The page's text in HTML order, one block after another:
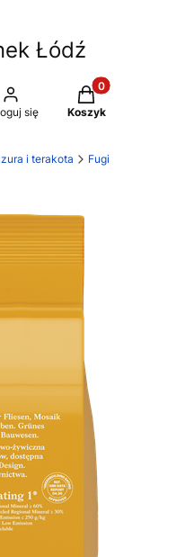
Łódź
się
Produkty w
Koszyk
i terakota Fugi